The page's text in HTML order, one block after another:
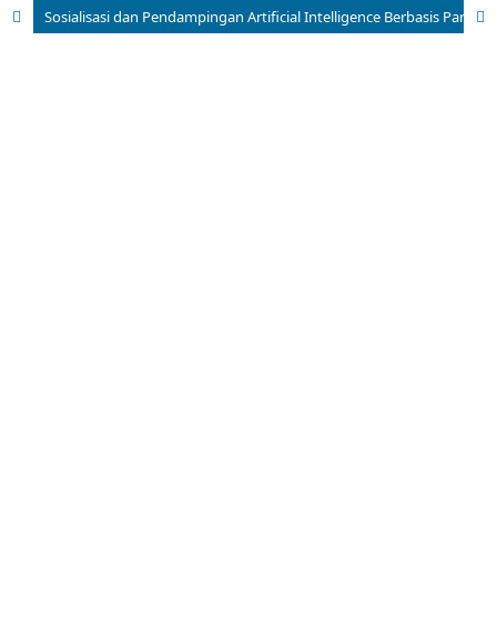
Sosialisasi dan Pendampingan Artificial Intelligence Berbasis Partisipatif sebagai Upaya Penguatan Pendidikan Kreatif Siswa